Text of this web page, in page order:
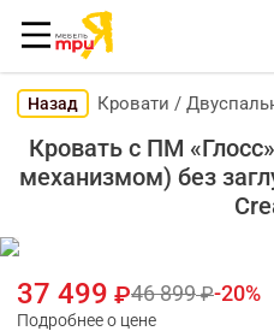
Назад Кровати /
Кровать с ПМ
механизмом) без
37 499 46 899 20
Подробнее о цене